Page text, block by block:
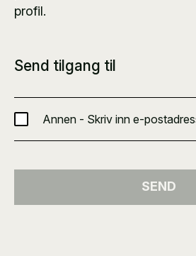
profil.
Send tilgang til
Annen - Skriv inn e-
SEND